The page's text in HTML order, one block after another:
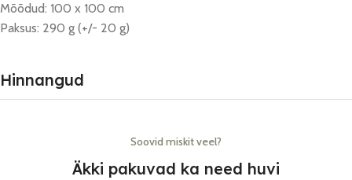
Mõõdud: 100 x 100 cm
Paksus: 290 g (+/- 20 g)
Hinnangud
Soovid miskit veel?
Äkki pakuvad ka need huvi